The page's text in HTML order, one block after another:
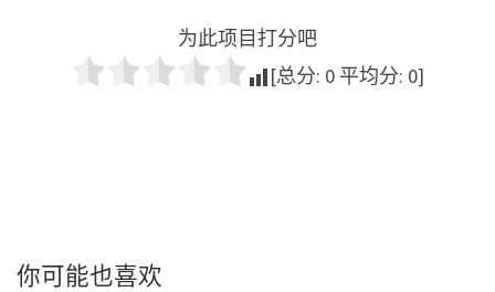
为此项目打分吧
[总分: 0 平均分: 0]
你可能也喜欢